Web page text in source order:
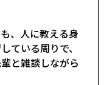
、人に教える身
ている周りで、
と雑談しながら